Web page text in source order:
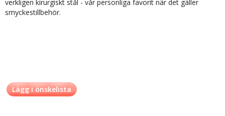
verkligen kirurgiskt stål - vår personliga favorit när det gäller
smyckestillbehör.
Lägg i önskelista